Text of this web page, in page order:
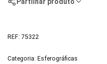
REF: 75322
Categoria: Esferográficas